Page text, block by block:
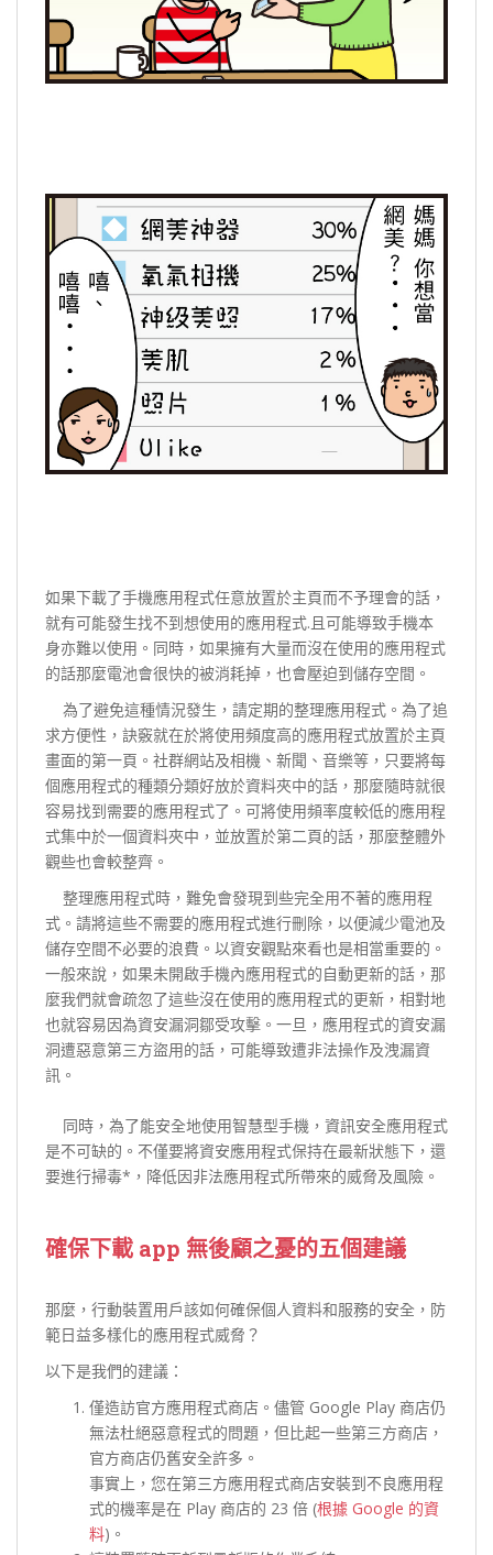
如果下載了手機應用程式任意放置於主頁而不予理會的話，
就有可能發生找不到想使用的應用程式.且可能導致手機本
身亦難以使用。同時，如果擁有大量而沒在使用的應用程式
的話那麼電池會很快的被消耗掉，也會壓迫到儲存空間。
為了避免這種情況發生，請定期的整理應用程式。為了追
求方便性，訣竅就在於將使用頻度高的應用程式放置於主頁
畫面的第一頁。社群網站及相機、新聞、音樂等，只要將每
個應用程式的種類分類好放於資料夾中的話，那麼隨時就很
容易找到需要的應用程式了。可將使用頻率度較低的應用程
式集中於一個資料夾中，並放置於第二頁的話，那麼整體外
觀些也會較整齊。
整理應用程式時，難免會發現到些完全用不著的應用程
式。請將這些不需要的應用程式進行刪除，以便減少電池及
儲存空間不必要的浪費。以資安觀點來看也是相當重要的。
一般來說，如果未開啟手機內應用程式的自動更新的話，那
麼我們就會疏忽了這些沒在使用的應用程式的更新，相對地
也就容易因為資安漏洞鄒受攻擊。一旦，應用程式的資安漏
洞遭惡意第三方盜用的話，可能導致遭非法操作及洩漏資
訊。
同時，為了能安全地使用智慧型手機，資訊安全應用程式
是不可缺的。不僅要將資安應用程式保持在最新狀態下，還
要進行掃毒*，降低因非法應用程式所帶來的威脅及風險。
確保下載 app 無後顧之憂的五個建議
那麼，行動裝置用戶該如何確保個人資料和服務的安全，防
範日益多樣化的應用程式威脅？
以下是我們的建議：
僅造訪官方應用程式商店。儘管 Google Play 商店仍
無法杜絕惡意程式的問題，但比起一些第三方商店，
官方商店仍舊安全許多。
事實上，您在第三方應用程式商店安裝到不良應用程
式的機率是在 Play 商店的 23 倍 (根據 Google 的資
料)。